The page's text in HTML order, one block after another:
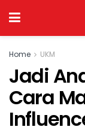
Home UKM
Jadi
Cara